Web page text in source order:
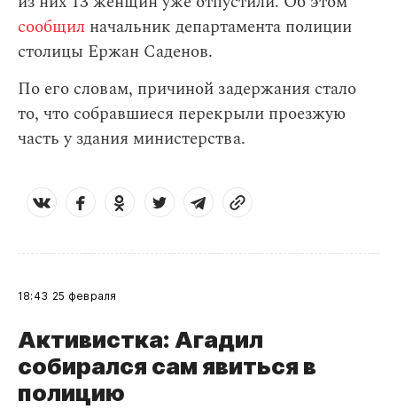
сообщил начальник департамента полиции
столицы Ержан Саденов.
По его словам, причиной задержания стало
то, что собравшиеся перекрыли проезжую
часть у здания министерства.
18:43 25 февраля
Активистка: Агадил
собирался сам явиться в
полицию